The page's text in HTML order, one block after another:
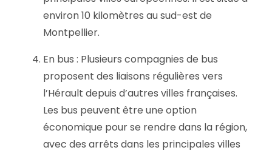
environ 10 kilomètres au sud-est de
Montpellier.
En bus : Plusieurs compagnies de bus
proposent des liaisons régulières vers
l’Hérault depuis d’autres villes françaises.
Les bus peuvent être une option
économique pour se rendre dans la région,
avec des arrêts dans les principales villes